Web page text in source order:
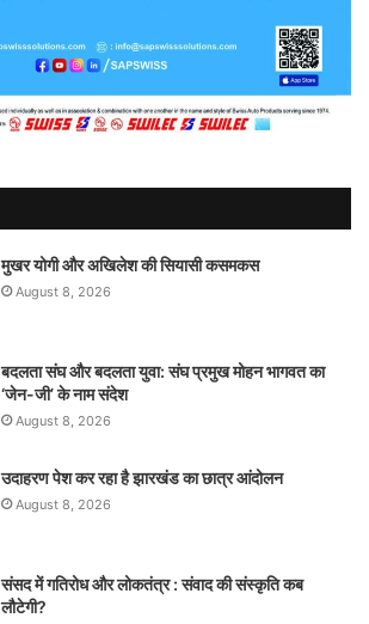
मुखर योगी और अखिलेश की सियासी कसमकस
August 8, 2026
बदलता संघ और बदलता युवा: संघ प्रमुख मोहन भागवत का
‘जेन-जी’ के नाम संदेश
August 8, 2026
उदाहरण पेश कर रहा है झारखंड का छात्र आंदोलन
August 8, 2026
संसद में गतिरोध और लोकतंत्र : संवाद की संस्कृति कब
लौटेगी?